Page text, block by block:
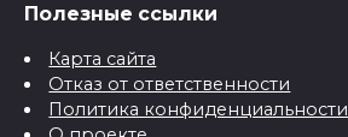
Полезные ссылки
Карта сайта
Отказ от ответственности
Политика конфиденциальности